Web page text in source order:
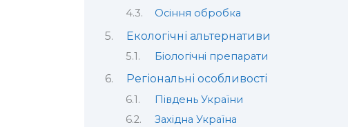
Осіння обробка
Екологічні альтернативи
Біологічні препарати
Регіональні особливості
Південь України
Західна Україна